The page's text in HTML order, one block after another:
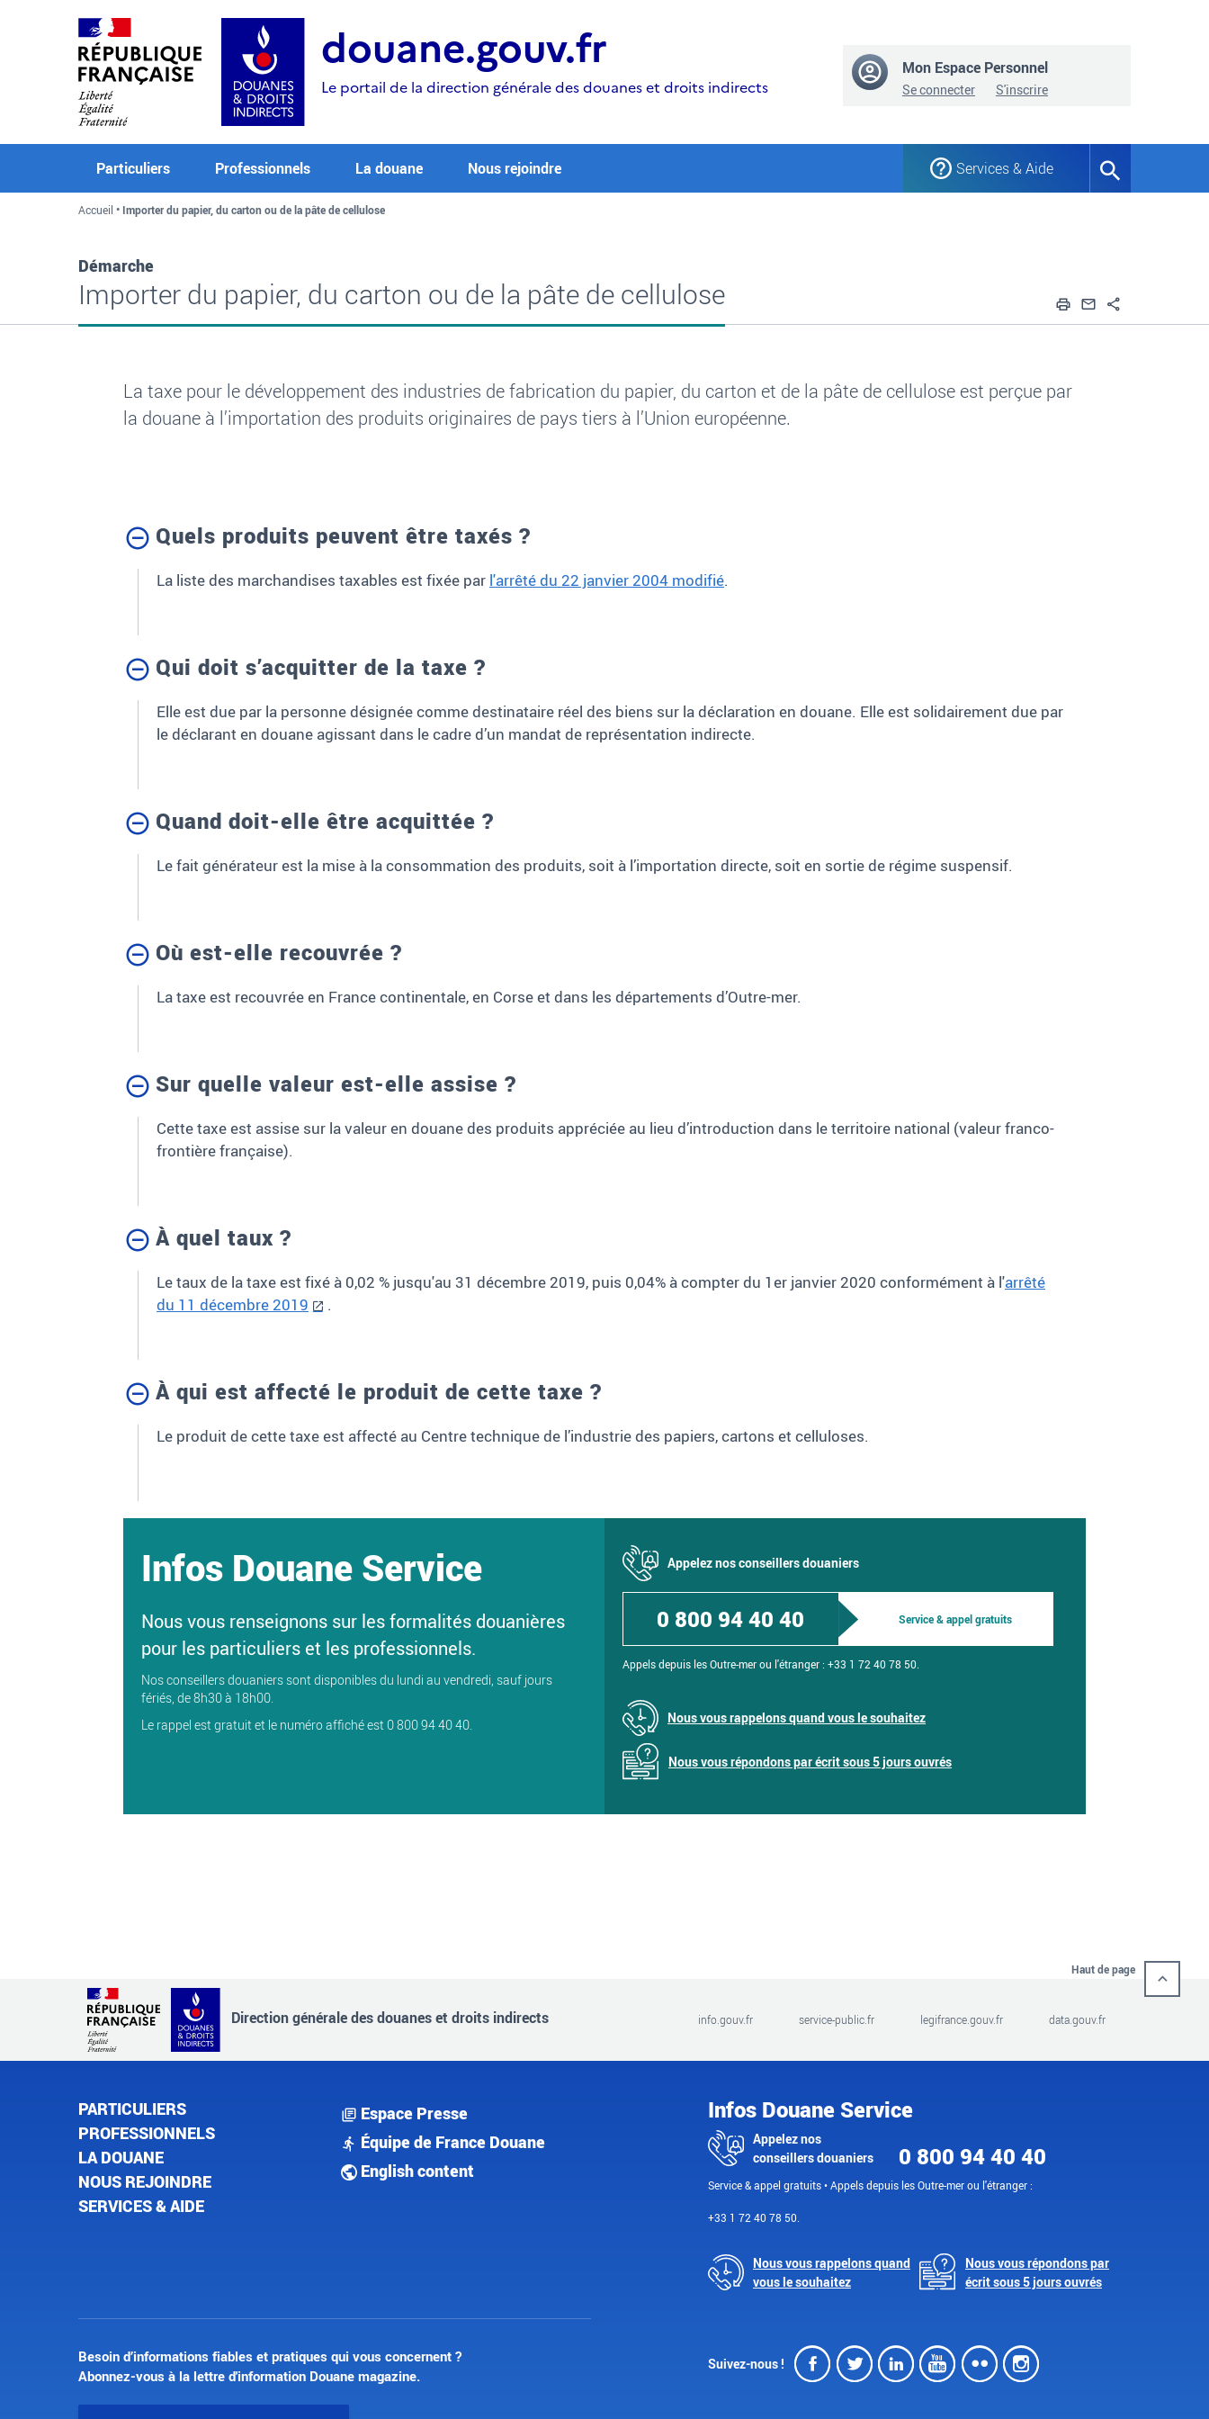
douane.gouv.fr
Le portail de la direction générale des douanes et droits indirects
Mon Espace Personnel
Se connecter S'inscrire
Particuliers Professionnels La douane Nous rejoindre Services & Aide
Formulaire
Accueil Importer du papier, du carton ou de la pâte de cellulose
Démarche
Importer du papier, du carton ou de la pâte de cellulose ImprimerEnvoyer par
La taxe pour le développement des industries de fabrication du papier, du carton et de la pâte de cellulose est perçue par
la douane à l’importation des produits originaires de pays tiers à l’Union européenne.
Quels produits peuvent être taxés ?
La liste des marchandises taxables est fixée par l'arrêté du 22 janvier 2004 modifié.
Qui doit s’acquitter de la taxe ?
Elle est due par la personne désignée comme destinataire réel des biens sur la déclaration en douane. Elle est solidairement due par
le déclarant en douane agissant dans le cadre d’un mandat de représentation indirecte.
Quand doit-elle être acquittée ?
Le fait générateur est la mise à la consommation des produits, soit à l’importation directe, soit en sortie de régime suspensif.
Où est-elle recouvrée ?
La taxe est recouvrée en France continentale, en Corse et dans les départements d’Outre-mer.
Sur quelle valeur est-elle assise ?
Cette taxe est assise sur la valeur en douane des produits appréciée au lieu d’introduction dans le territoire national (valeur franco-
frontière française).
À quel taux ?
Le taux de la taxe est fixé à 0,02 % jusqu'au 31 décembre 2019, puis 0,04% à compter du 1er janvier 2020 conformément à l'arrêté
du 11 décembre 2019
.
À qui est affecté le produit de cette taxe ?
Le produit de cette taxe est affecté au Centre technique de l’industrie des papiers, cartons et celluloses.
Infos Douane Service
Nous vous renseignons sur les formalités douanières
pour les particuliers et les professionnels.
Nos conseillers douaniers sont disponibles du lundi au vendredi, sauf jours
fériés, de 8h30 à 18h00.
Le rappel est gratuit et le numéro affiché est 0 800 94 40 40.
Appelez nos conseillers douaniers
0 800 94 40 40 Service & appel gratuits
Appels depuis les Outre-mer ou l'étranger : +33 1 72 40 78 50.
Nous vous rappelons quand vous le souhaitez
Nous vous répondons par écrit sous 5 jours ouvrés
Haut de page
Direction générale des douanes et droits indirects info.gouv.fr service-public.fr legifrance.gouv.fr data.gouv.fr
PARTICULIERS
PROFESSIONNELS
LA DOUANE
NOUS REJOINDRE
SERVICES & AIDE
Espace Presse
Équipe de France Douane
English content
Infos Douane Service
Appelez nos
conseillers douaniers
0 800 94 40 40
Service & appel gratuits • Appels depuis les Outre-mer ou l'étranger :
+33 1 72 40 78 50.
Nous vous rappelons quand
vous le souhaitez
Nous vous répondons par
écrit sous 5 jours ouvrés
Besoin d’informations fiables et pratiques qui vous concernent ?
Abonnez-vous à la lettre d'information Douane magazine.
Suivez-nous ! Facebook
Twitter
LinkedIn
Youtube
FlickrInstagram